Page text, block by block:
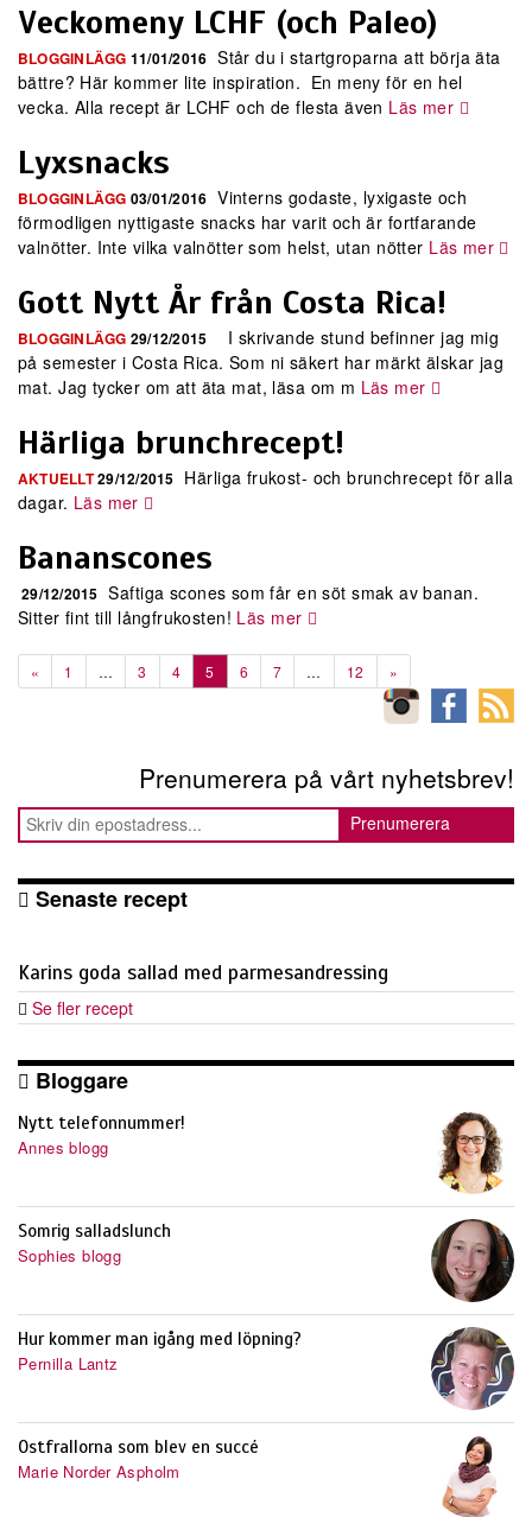
Veckomeny LCHF (och Paleo)
BLOGGINLÄGG 11/01/2016 Står du i startgroparna att börja äta
bättre? Här kommer lite inspiration. En meny för en hel
vecka. Alla recept är LCHF och de flesta även Läs mer
Lyxsnacks
BLOGGINLÄGG 03/01/2016 Vinterns godaste, lyxigaste och
förmodligen nyttigaste snacks har varit och är fortfarande
valnötter. Inte vilka valnötter som helst, utan nötter Läs mer
Gott Nytt År från Costa Rica!
BLOGGINLÄGG 29/12/2015 I skrivande stund befinner jag mig
på semester i Costa Rica. Som ni säkert har märkt älskar jag
mat. Jag tycker om att äta mat, läsa om m Läs mer
Härliga brunchrecept!
AKTUELLT29/12/2015 Härliga frukost- och brunchrecept för alla
dagar. Läs mer
Bananscones
29/12/2015 Saftiga scones som får en söt smak av banan.
Sitter fint till långfrukosten! Läs mer
« 1 … 3 4 5 6 7 … 12 »
Prenumerera på vårt nyhetsbrev!
Senaste recept
Karins goda sallad med parmesandressing
Se fler recept
Bloggare
Nytt telefonnummer!
Annes blogg
Somrig salladslunch
Sophies blogg
Hur kommer man igång med löpning?
Pernilla Lantz
Ostfrallorna som blev en succé
Marie Norder Aspholm